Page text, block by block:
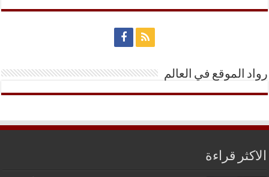
رواد الموقع في العالم
الاكثر قراءة